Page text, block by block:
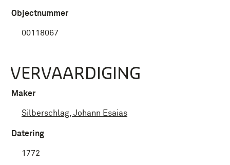
Objectnummer
00118067
VERVAARDIGING
Maker
Silberschlag, Johann Esaias
Datering
1772